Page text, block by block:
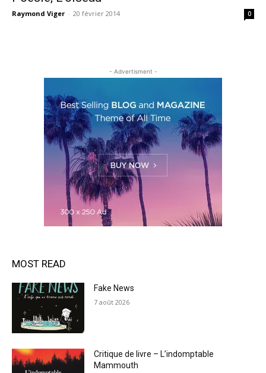
Raymond Viger - 20 février 2014 0
- Advertisment -
MOST READ
Fake News
7 août 2026
Critique de livre – L’indomptable
Mammouth